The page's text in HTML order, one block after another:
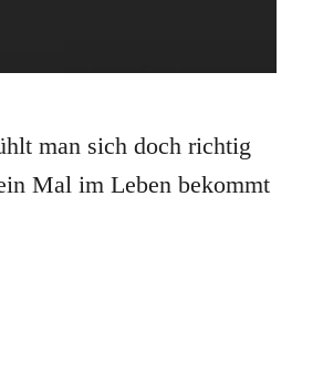
man sich doch richtig
Mal im Leben bekommt